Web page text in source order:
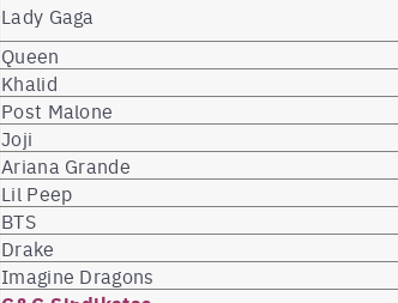
Lady Gaga
Queen
Khalid
Post Malone
Joji
Ariana Grande
Lil Peep
BTS
Drake
Imagine Dragons